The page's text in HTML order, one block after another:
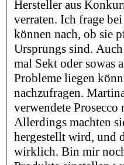
Hersteller aus
verraten. Ich frage
können nach, ob sie
Ursprungs sind.
mal Sekt oder sowas
Probleme liegen
nachzufragen.
verwendete
Allerdings machten
hergestellt wird, und
wirklich. Bin mir